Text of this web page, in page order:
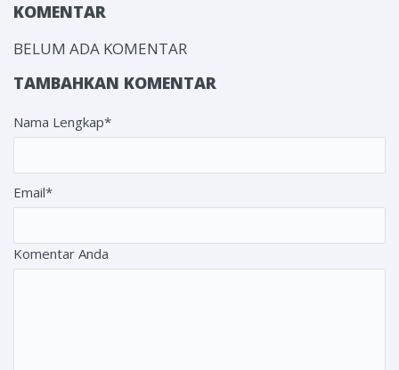
KOMENTAR
BELUM ADA KOMENTAR
TAMBAHKAN KOMENTAR
Nama Lengkap*
Email*
Komentar Anda